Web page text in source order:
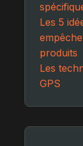
Les 5
produits
Les
GPS